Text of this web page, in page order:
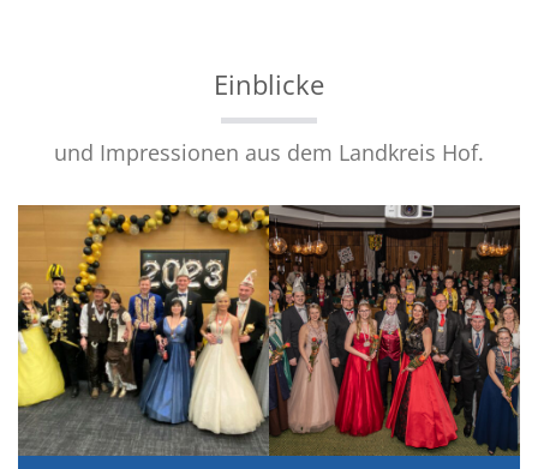
Einblicke
und Impressionen aus dem Landkreis Hof.